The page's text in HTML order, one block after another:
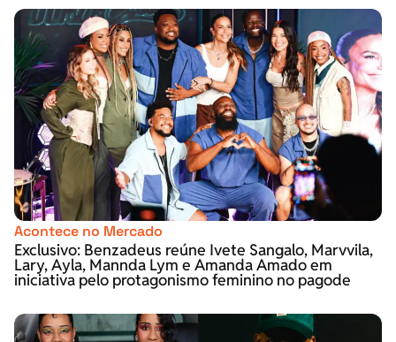
Acontece no Mercado
Exclusivo: Benzadeus reúne Ivete Sangalo, Marvvila,
Lary, Ayla, Mannda Lym e Amanda Amado em
iniciativa pelo protagonismo feminino no pagode